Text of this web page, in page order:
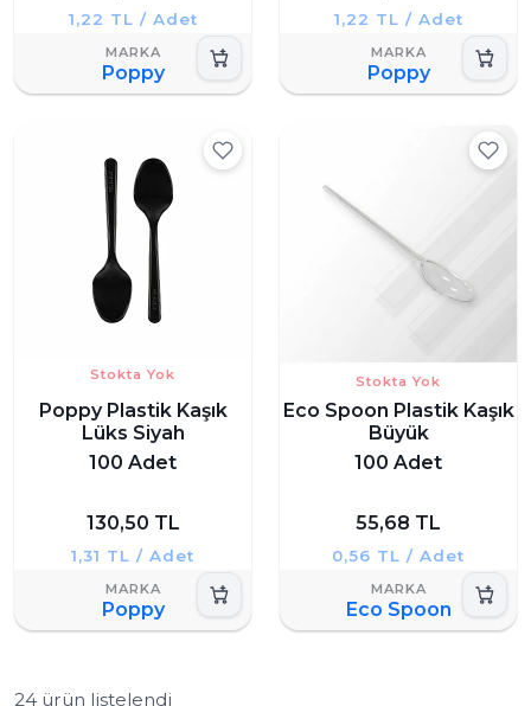
1,22 TL / Adet
Poppy
1,22 TL / Adet
Poppy
Stokta Yok
Poppy Plastik Kaşık
Lüks Siyah
100 Adet
130,50 TL
1,31 TL / Adet
Poppy
Stokta Yok
Eco Spoon Plastik Kaşık
Büyük
100 Adet
55,68 TL
0,56 TL / Adet
Eco Spoon
24 ürün listelendi